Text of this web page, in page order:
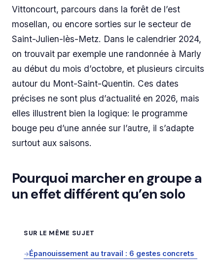
Vittoncourt, parcours dans la forêt de l’est
mosellan, ou encore sorties sur le secteur de
Saint-Julien-lès-Metz. Dans le calendrier 2024,
on trouvait par exemple une randonnée à Marly
au début du mois d’octobre, et plusieurs circuits
autour du Mont-Saint-Quentin. Ces dates
précises ne sont plus d’actualité en 2026, mais
elles illustrent bien la logique: le programme
bouge peu d’une année sur l’autre, il s’adapte
surtout aux saisons.
Pourquoi marcher en groupe a
un effet différent qu’en solo
SUR LE MÊME SUJET
→Épanouissement au travail : 6 gestes concrets